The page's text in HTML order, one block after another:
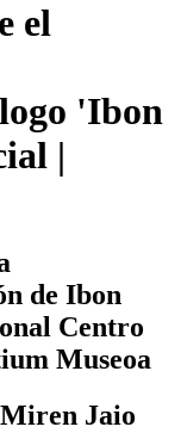
el
'Ibon
|
de Ibon
Centro
Museoa
Jaio